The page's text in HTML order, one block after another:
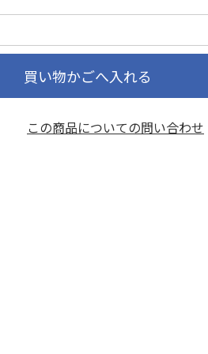
買い物かごへ入れる
この商品についての問い合わせ